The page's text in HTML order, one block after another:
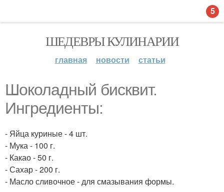
ШЕДЕВРЫ КУЛИНАРИИ
главная новости статьи
Шоколадный бисквит.
Ингредиенты:
- Яйца куриные - 4 шт.
- Мука - 100 г.
- Какао - 50 г.
- Сахар - 200 г.
- Масло сливочное - для смазывания формы.
5